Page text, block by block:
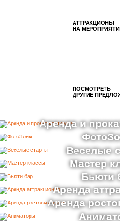
АТТРАКЦИОНЫ
НА
ПОСМОТРЕТЬ
ДРУГИЕ
Аренда и
Веселые
Мастер
Бьюти
Аренда
Аренда